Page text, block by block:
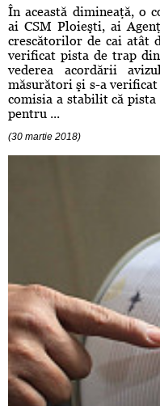
În această dimineaţă, o
ai CSM Ploieşti, ai
crescătorilor de cai atât
verificat pista de trap
vederea acordării
măsurători şi s-a
comisia a stabilit că
pentru ...
(30 martie 2018)